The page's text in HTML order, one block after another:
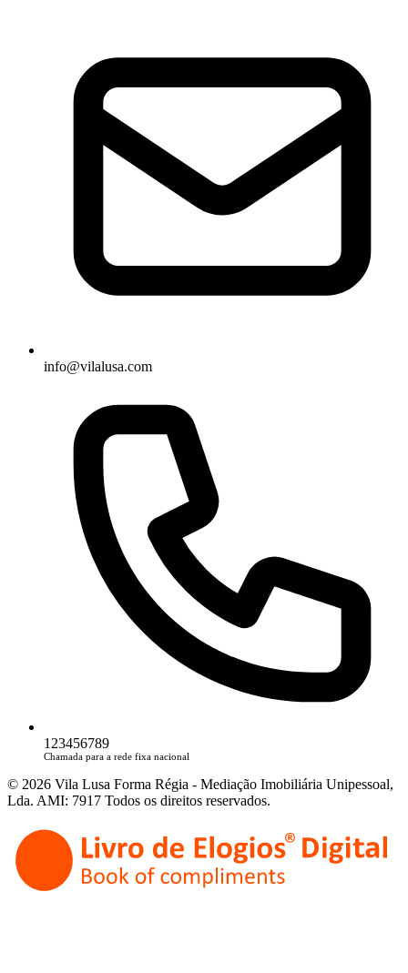
info@vilalusa.com
123456789
Chamada para a rede fixa nacional
© 2026 Vila Lusa Forma Régia - Mediação Imobiliária Unipessoal,
Lda. AMI: 7917 Todos os direitos reservados.